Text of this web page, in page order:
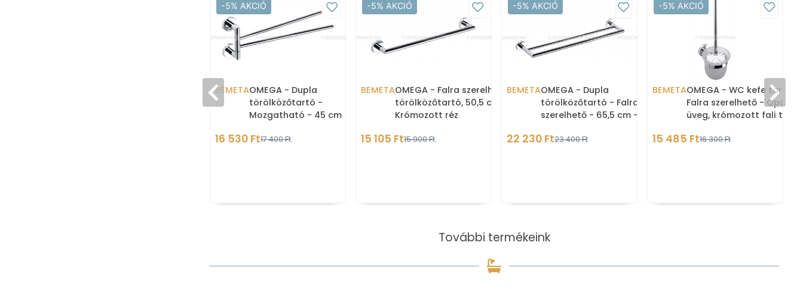
-5% AKCIÓ
BEMETAOMEGA - Dupla
törölközőtartó -
Mozgatható - 45 cm
16 530 Ft17 400 Ft
-5% AKCIÓ
BEMETAOMEGA - Falra szerelhető
törölközőtartó, 50,5 cm -
Krómozott réz
15 105 Ft15 900 Ft
-5% AKCIÓ
BEMETAOMEGA - Dupla
törölközőtartó - Falra
szerelhető - 65,5 cm -
22 230 Ft23 400 Ft
-5% AKCIÓ
BEMETAOMEGA - WC kefe tartó -
Falra szerelhető - Opál
üveg, krómozott fali tartó
15 485 Ft16 300 Ft
További termékeink